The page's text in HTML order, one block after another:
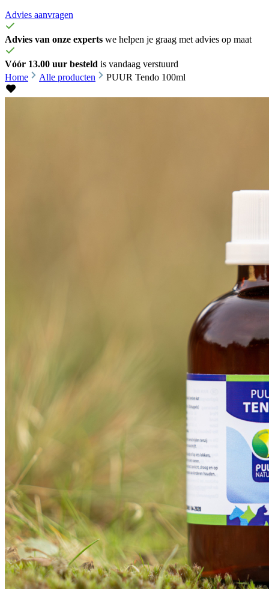
Advies aanvragen
Advies van onze experts we helpen je graag met advies op maat
Vóór 13.00 uur besteld is vandaag verstuurd
Home
Alle producten PUUR Tendo 100ml